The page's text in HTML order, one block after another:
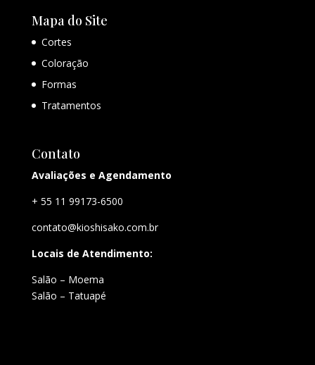
Mapa do Site
Cortes
Coloração
Formas
Tratamentos
Contato
Avaliações e Agendamento
+ 55 11 99173-6500
contato@kioshisako.com.br
Locais de Atendimento:
Salão – Moema
Salão – Tatuapé